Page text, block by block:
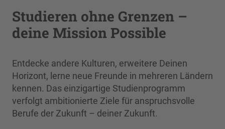
Studieren ohne Grenzen –
deine Mission Possible
Entdecke andere Kulturen, erweitere Deinen
Horizont, lerne neue Freunde in mehreren Ländern
kennen. Das einzigartige Studienprogramm
verfolgt ambitionierte Ziele für anspruchsvolle
Berufe der Zukunft – deiner Zukunft.